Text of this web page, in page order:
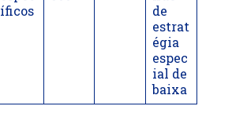
íficos
de
estrat
égia
espec
ial de
baixa